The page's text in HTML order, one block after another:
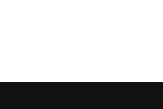
di dargli un ruolo da